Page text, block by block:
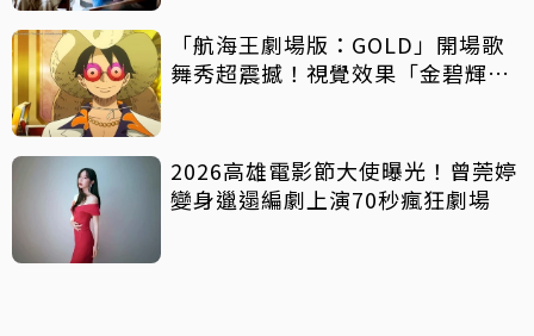
「航海王劇場版：GOLD」開場歌
舞秀超震撼！視覺效果「金碧輝
2026高雄電影節大使曝光！曾莞婷
變身邋遢編劇上演70秒瘋狂劇場